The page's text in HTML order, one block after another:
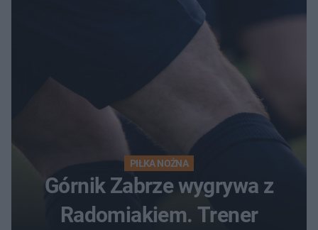
PIŁKA NOŻNA
Górnik Zabrze wygrywa z
Radomiakiem. Trener